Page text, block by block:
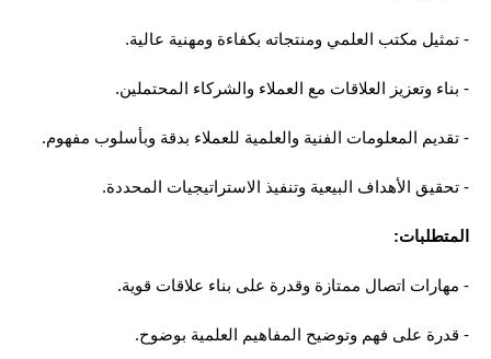
- تمثيل مكتب العلمي ومنتجاته بكفاءة ومهنية عالية.
- بناء وتعزيز العلاقات مع العملاء والشركاء المحتملين.
- تقديم المعلومات الفنية والعلمية للعملاء بدقة وبأسلوب مفهوم.
- تحقيق الأهداف البيعية وتنفيذ الاستراتيجيات المحددة.
المتطلبات:
- مهارات اتصال ممتازة وقدرة على بناء علاقات قوية.
- قدرة على فهم وتوضيح المفاهيم العلمية بوضوح.